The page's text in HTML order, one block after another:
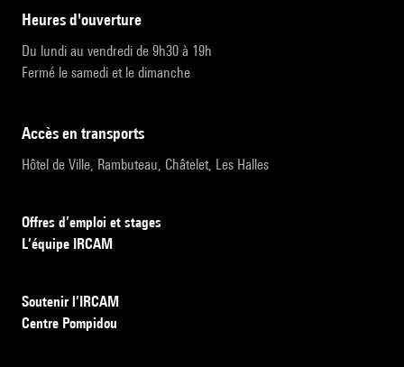
heures d'ouverture
Du lundi au vendredi de 9h30 à 19h
Fermé le samedi et le dimanche
accès en transports
Hôtel de Ville, Rambuteau, Châtelet, Les Halles
Offres d’emploi et stages
L’équipe IRCAM
Soutenir l’IRCAM
Centre Pompidou